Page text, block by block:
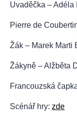
Uvaděčka – Adéla
Pierre de
Žák – Marek Marti
Žákyně – Alžběta
Francouzská
Scénář hry: zde